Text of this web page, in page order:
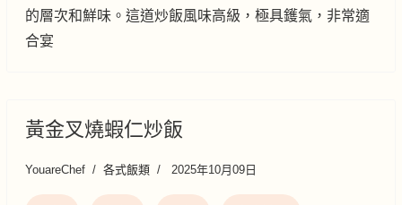
的層次和鮮味。這道炒飯風味高級，極具鑊氣，非常適
合宴
黃金叉燒蝦仁炒飯
YouareChef 各式飯類 2025年10月09日